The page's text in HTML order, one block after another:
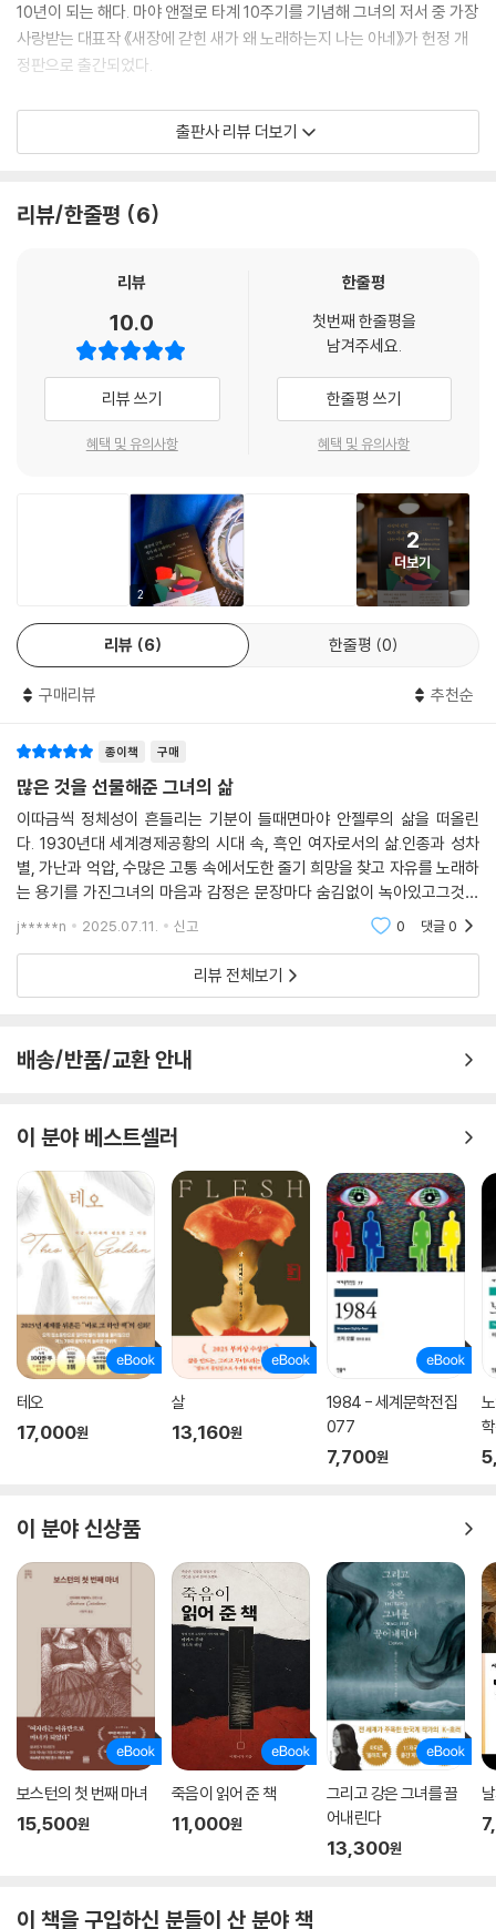
10년이 되는 해다. 마야 앤절로 타계 10주기를 기념해 그녀의 저서 중 가장
사랑받는 대표작 《새장에 갇힌 새가 왜 노래하는지 나는 아네》가 헌정 개
정판으로 출간되었다.
《새장에 갇힌 새가 왜 노래하는지 나는 아네》는 1969년 출간된 마야 앤절
로 일곱 권의 ‘자서전 시리즈’ 중 첫 작품으로 출간되자마자 선풍적 인기를
퍼 리의 《앵무새 죽이기》, 랠프 앨리슨의 《보이지 않는 인간》과 더불어 미
트셀러 작가 반열에 올린 이 작품의 한국어 초판이 출간(2006년)된 지도
시인 등 한국 여성 문인들이 특별히 사랑하는 작품으로 꾸준히 회자되고,
청소년권장도서로 선정되는 등 남녀노소에게 널리 읽히는 현대고전으로
자리매김하고 있다.
사진기 같은 기억력을 지녔다는 마야 앤절로가 유년기에서 청소년 시절까
나위 없이 생동감 있고 풍부하게 묘사한 이 작품은 미국문학에 새로운 방
향을 제시했을 뿐 아니라 인종과 국가, 세대를 넘어 수많은 독자에게 감동
과 영감을 선사했다.
영문학자이자 문학평론가인 김욱동 교수는 초판을 번역한 지 18년 만에
개정판을 준비하면서 세월의 풍화작용을 받은 어휘들을 시대감각에 더 적
합한 역어로 바꾸고 그간 흑인 여성문학에 대한 독자들의 관심이 높아진
초판에 실려 독자들의 호응을 얻은 상세한 ‘작품 해설’을 손질해 싣고, 마야
쳐’를 새로 수록했다.
인종, 성차, 계급의 철창에 갇혀 억압과 조롱 속에서도
희망을 노래하는 새, 마야 앤절로!
고통과 분노를 자유와 희망의 노래로 승화시켜
눈부시도록 찬란하게 펼쳐낸 수작
까지 유년기에서 청소년기에 이르는 13년 동안 겪은 마야 앤절로 자신의
삶을 기록한 자전적 소설이다.
이 소설의 주인공 마야는 본래 자신이 금발의 예쁜 백인 소녀이지만, 마법
에 걸려 그만 못생긴 흑인 소녀로 변했다고 믿던 어린 시절부터 이른 새벽
격한다. 마야는 성장해가면서 점차 더욱 철처하고 노골적인 인종차별과 성
적이고 모욕적인 훈화를 늘어놓는다든지, 백인 여주인이 심부름을 해주던
‘마거릿(마야의 본명)’을 복잡하다며 제멋대로 ‘메리’로 바꿔 부른다거나,
백인 치과의사에게 치료를 거부당한 일 등 마야는 이러한 부당한 차별과
억압에 분노한다. 하지만 그토록 도덕적이고 엄격한 할머니도, 자유분방한
어머니도, 가족 중 그 누구도 떳떳하게 소리 높여 이에 항의하지 않고, 각자
나름의 방식으로 이런 부당함에 대처하며 살아간다. 실제로 어린 시절부터
이러한 부조리와 부당함을 겪으며 내재화된 분노는 앤절로가 훗날 흑인 인
권운동가, 여성운동가로서 활동하는 데 큰 에너지와 자양분이 되었다.
흑인으로서 받은 인종차별과 예쁘지 않은 여성으로서 겪는 성차별, 경제대
공황기 가난한 집안 환경까지 감수성 예민한 소녀의 눈에 비친 많은 사건
이 책을 읽어야 한다”라고 평한 것처럼 독자는 이 책을 읽으며 앤절로가 살
고 공감하게 된다.
미국을 대표하는 국민 시인
탁월한 표현력, 경쾌한 언어로 풀어낸
정겹고 따뜻한 인간미가 느껴지는 이야기
마야 앤절로는 1971년 발표한 시집 《내가 죽기 전에 차가운 물 한 잔만 주
오》로 퓰리처상 후보에 올랐고, 빌 클린턴(前 미국 대통령) 취임식에서 자
작시 〈아침의 맥박에 대하여(On the Pulse of Morning)〉를 낭송해 큰
화제가 되기도 했다. 흑인 문인으로서는 처음이었다. 또 여러 권의 시집을
출간한 시인이기도 한 마야 앤절로는 이 작품에서도 자유자재로 자신만의
출판사 리뷰 더보기
리뷰/한줄평 6
리뷰
10.0
리뷰 쓰기
혜택 및 유의사항
한줄평
첫번째 한줄평을
남겨주세요.
한줄평 쓰기
혜택 및 유의사항
2
2
더보기
리뷰 6 한줄평 0
구매리뷰 추천순
종이책 구매
많은 것을 선물해준 그녀의 삶
이따금씩 정체성이 흔들리는 기분이 들때면마야 안젤루의 삶을 떠올린
다. 1930년대 세계경제공황의 시대 속, 흑인 여자로서의 삶.인종과 성차
별, 가난과 억압, 수많은 고통 속에서도한 줄기 희망을 찾고 자유를 노래하
는 용기를 가진그녀의 마음과 감정은 문장마다 숨김없이 녹아있고그것은
내 마음까지 흘러 스며드는걸 느낀다.그래서 나로서는 상상도 할 수 없는
그녀의 삶은 지금의 나
j*****n 2025.07.11. 신고 0 댓글0
리뷰 전체보기
배송/반품/교환 안내
이 분야 베스트셀러
테오
17,000원
살
13,160원
1984 - 세계문학전집
077
7,700원
이 분야 신상품
보스턴의 첫 번째 마녀
15,500원
죽음이 읽어 준 책
11,000원
그리고 강은 그녀를 끌
어내린다
13,300원
이 책을 구입하신 분들이 산 분야 책